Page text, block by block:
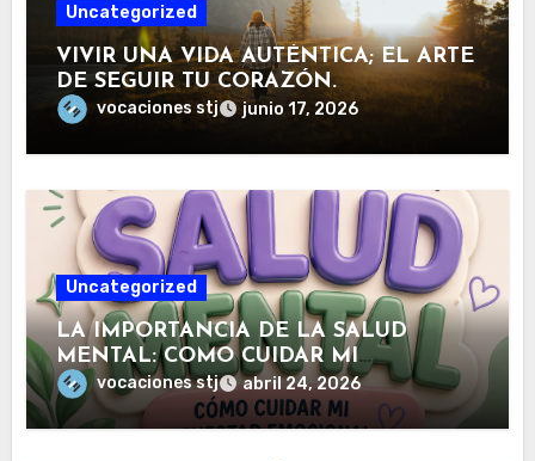
Uncategorized
VIVIR UNA VIDA AUTÉNTICA; EL ARTE
DE SEGUIR TU CORAZÓN.
vocaciones stj junio 17, 2026
Uncategorized
LA IMPORTANCIA DE LA SALUD
MENTAL: COMO CUIDAR MI
BIENESTAR EMOCIONAL
vocaciones stj abril 24, 2026